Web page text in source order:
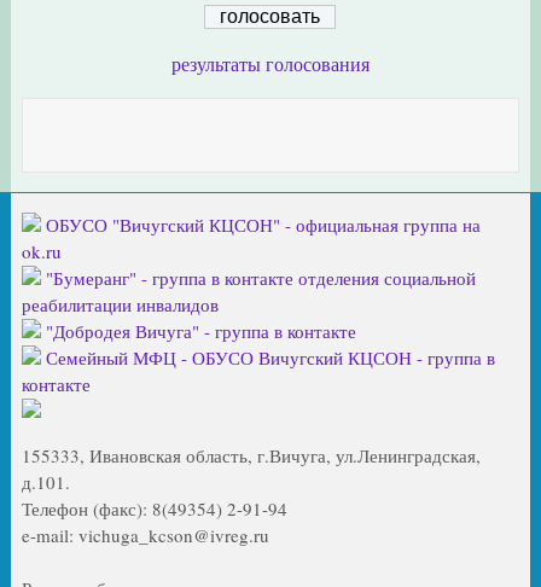
результаты голосования
ОБУСО "Вичугский КЦСОН" - официальная группа на
ok.ru
"Бумеранг" - группа в контакте отделения социальной
реабилитации инвалидов
"Добродея Вичуга" - группа в контакте
Семейный МФЦ - ОБУСО Вичугский КЦСОН - группа в
контакте
155333, Ивановская область, г.Вичуга, ул.Ленинградская,
д.101.
Телефон (факс): 8(49354) 2-91-94
e-mail: vichuga_kcson@ivreg.ru